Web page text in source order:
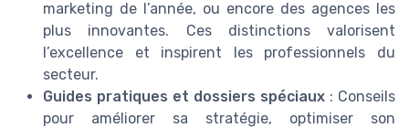
marketing de l’année, ou encore des agences les
plus innovantes. Ces distinctions valorisent
l’excellence et inspirent les professionnels du
secteur.
Guides pratiques et dossiers spéciaux : Conseils
pour améliorer sa stratégie, optimiser son